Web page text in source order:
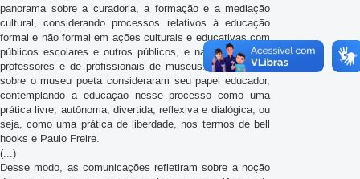
panorama sobre a curadoria, a formação e a mediação
cultural, considerando processos relativos à educação
formal e não formal em ações culturais e educativas com
públicos escolares e outros públicos, e na formação de
professores e de profissionais de museus. As reflexões
sobre o museu poeta consideraram seu papel educador,
contemplando a educação nesse processo como uma
prática livre, autônoma, divertida, reflexiva e dialógica, ou
seja, como uma prática de liberdade, nos termos de bell
hooks e Paulo Freire.
(...)
Desse modo, as comunicações refletiram sobre a noção